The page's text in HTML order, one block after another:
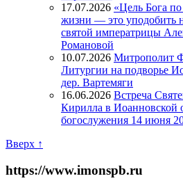
17.07.2026 «Цель Бога
жизни — это уподобить
святой императрицы
Романовой
10.07.2026 Митрополит
Литургии на подворье
дер. Вартемяги
16.06.2026 Встреча
Кирилла в Иоанновской
богослужения 14 июня
Вверх ↑
https://www.imonspb.ru